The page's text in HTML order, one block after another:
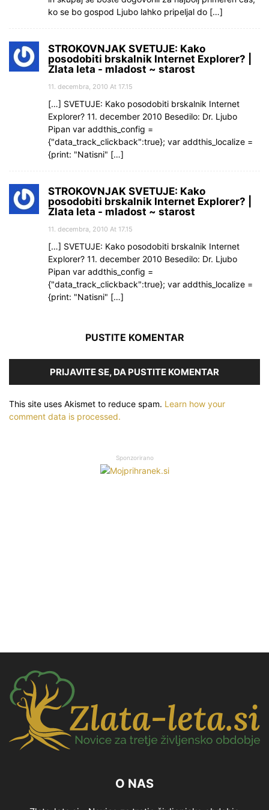
ko se bo gospod Ljubo lahko pripeljal do […]
STROKOVNJAK SVETUJE: Kako
posodobiti brskalnik Internet Explorer? |
Zlata leta - mladost ~ starost
11. decembra, 2010 At 17.15
[…] SVETUJE: Kako posodobiti brskalnik Internet
Explorer? 11. december 2010 Besedilo: Dr. Ljubo
Pipan var addthis_config =
{"data_track_clickback":true}; var addthis_localize =
{print: "Natisni" […]
STROKOVNJAK SVETUJE: Kako
posodobiti brskalnik Internet Explorer? |
Zlata leta - mladost ~ starost
11. decembra, 2010 At 17.15
[…] SVETUJE: Kako posodobiti brskalnik Internet
Explorer? 11. december 2010 Besedilo: Dr. Ljubo
Pipan var addthis_config =
{"data_track_clickback":true}; var addthis_localize =
{print: "Natisni" […]
PUSTITE KOMENTAR
PRIJAVITE SE, DA PUSTITE KOMENTAR
This site uses Akismet to reduce spam. Learn how your
comment data is processed.
Sponzorirano
O NAS